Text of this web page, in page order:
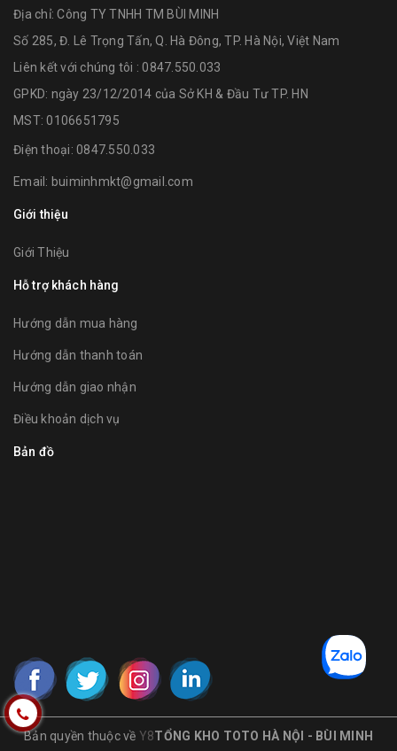
Địa chỉ:Công TY TNHH TM BÙI MINH
Số 285, Đ. Lê Trọng Tấn, Q. Hà Đông, TP. Hà Nội, Việt Nam
Liên kết với chúng tôi : 0847.550.033
GPKD: ngày 23/12/2014 của Sở KH & Đầu Tư TP. HN
MST: 0106651795
Điện thoại: 0847.550.033
Email: buiminhmkt@gmail.com
Giới thiệu
Giới Thiệu
Hỗ trợ khách hàng
Hướng dẫn mua hàng
Hướng dẫn thanh toán
Hướng dẫn giao nhận
Điều khoản dịch vụ
Bản đồ
Bản quyền thuộc về Y8TỔNG KHO TOTO HÀ NỘI - BÙI MINH